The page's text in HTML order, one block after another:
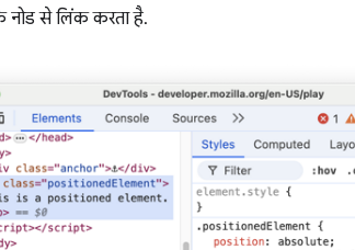
से लिंक करता है.